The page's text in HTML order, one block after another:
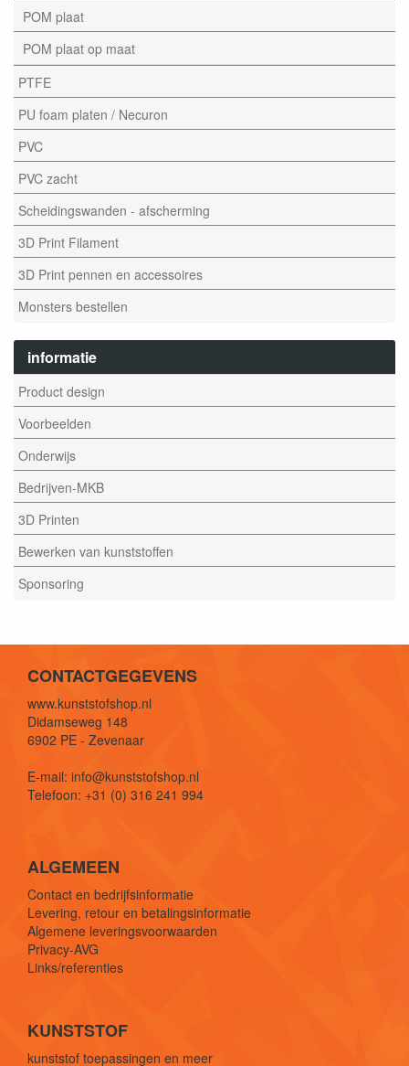
POM plaat
POM plaat op maat
PTFE
PU foam platen / Necuron
PVC
PVC zacht
Scheidingswanden - afscherming
3D Print Filament
3D Print pennen en accessoires
Monsters bestellen
informatie
Product design
Voorbeelden
Onderwijs
Bedrijven-MKB
3D Printen
Bewerken van kunststoffen
Sponsoring
CONTACTGEGEVENS
www.kunststofshop.nl
Didamseweg 148
6902 PE - Zevenaar
E-mail: info@kunststofshop.nl
Telefoon: +31 (0) 316 241 994
ALGEMEEN
Contact en bedrijfsinformatie
Levering, retour en betalingsinformatie
Algemene leveringsvoorwaarden
Privacy-AVG
Links/referenties
KUNSTSTOF
kunststof toepassingen en meer